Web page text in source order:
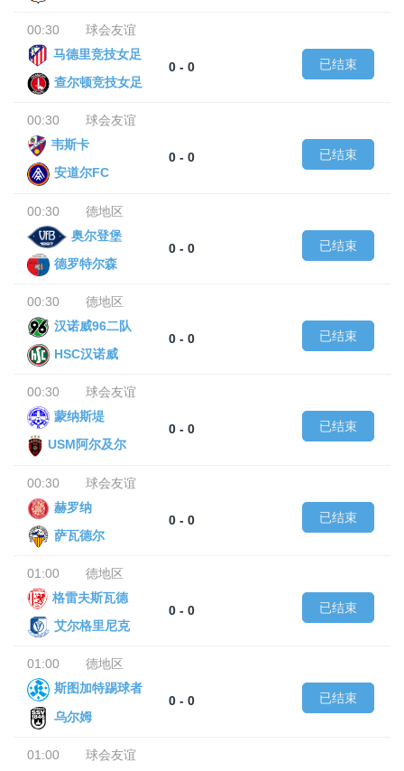
00:30
球会友谊
马德里竞技女足
0 - 0
查尔顿竞技女足
已结束
00:30
球会友谊
韦斯卡
0 - 0
安道尔FC
已结束
00:30
德地区
奥尔登堡
0 - 0
德罗特尔森
已结束
00:30
德地区
汉诺威96二队
0 - 0
HSC汉诺威
已结束
00:30
球会友谊
蒙纳斯堤
0 - 0
USM阿尔及尔
已结束
00:30
球会友谊
赫罗纳
0 - 0
萨瓦德尔
已结束
01:00
德地区
格雷夫斯瓦德
0 - 0
艾尔格里尼克
已结束
01:00
德地区
斯图加特踢球者
0 - 0
乌尔姆
已结束
01:00
球会友谊